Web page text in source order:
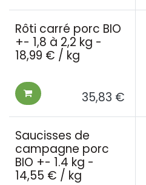
Rôti carré porc BIO
+- 1,8 à 2,2 kg -
18,99 € / kg
35,83 €
Saucisses de
campagne porc
BIO +- 1.4 kg -
14,55 € / kg